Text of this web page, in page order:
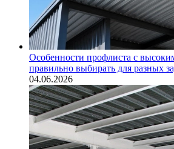
Особенности профлиста с
правильно выбирать для разных
04.06.2026